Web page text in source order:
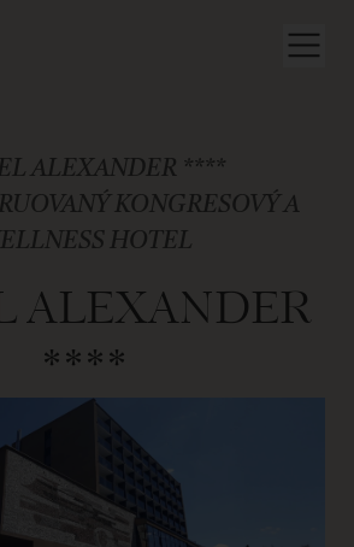
ALEXANDER ****
KONGRESOVÝ A
HOTEL
ALEXANDER
****